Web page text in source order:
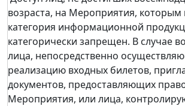
возраста, на Мероприятия, которым
категория информационной
категорически запрещен. В случае
лица, непосредственно
реализацию входных билетов,
документов, предоставляющих
Мероприятия, или лица,